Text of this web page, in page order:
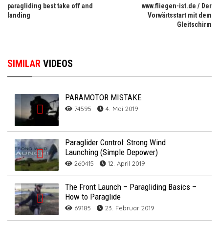
paragliding best take off and
landing
www.fliegen-ist.de / Der
Vorwärtsstart mit dem
Gleitschirm
SIMILAR VIDEOS
PARAMOTOR MISTAKE
74595 4. Mai 2019
Paraglider Control: Strong Wind
Launching (Simple Depower)
260415 12. April 2019
The Front Launch – Paragliding Basics –
How to Paraglide
69185 23. Februar 2019